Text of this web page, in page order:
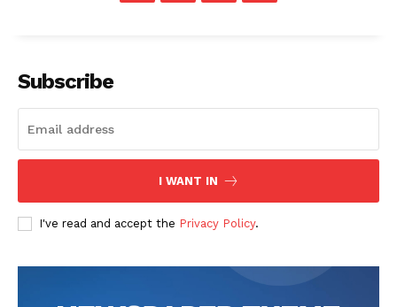
Subscribe
I WANT IN
I've read and accept the Privacy Policy.